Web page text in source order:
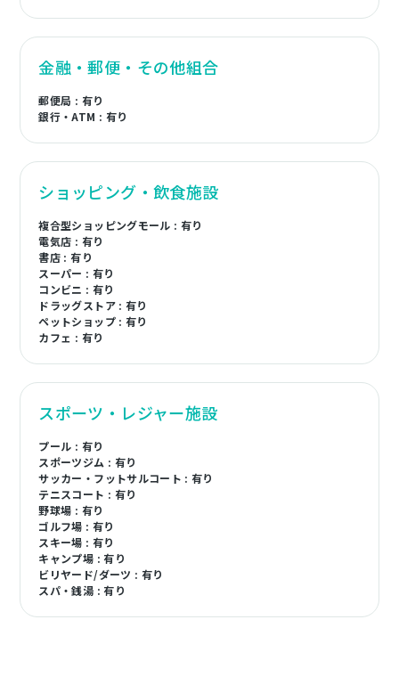
金融・郵便・その他組合
郵便局 : 有り
銀行・ATM : 有り
ショッピング・飲食施設
複合型ショッピングモール : 有り
電気店 : 有り
書店 : 有り
スーパー : 有り
コンビニ : 有り
ドラッグストア : 有り
ペットショップ : 有り
カフェ : 有り
スポーツ・レジャー施設
プール : 有り
スポーツジム : 有り
サッカー・フットサルコート : 有り
テニスコート : 有り
野球場 : 有り
ゴルフ場 : 有り
スキー場 : 有り
キャンプ場 : 有り
ビリヤード/ダーツ : 有り
スパ・銭湯 : 有り